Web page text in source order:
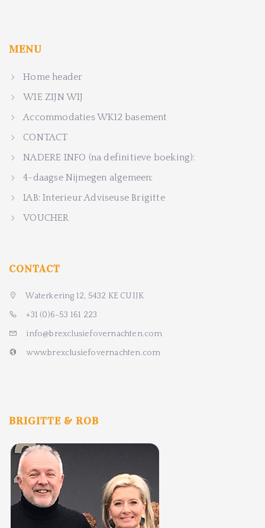
MENU
Home header
WIE ZIJN WIJ
Accommodaties WK12 basement
CONTACT
NADERE INFO (na definitieve boeking):
4-daagse Nijmegen algemeen:
IAB: Interieur Adviseuse Brigitte
VOUCHER
CONTACT
Waterkering 12, 5432 KE CUIJK
+31 (0)6-53 161 223
info@brexclusiefovernachten.com
www.brexclusiefovernachten.com
BRIGITTE & ROB